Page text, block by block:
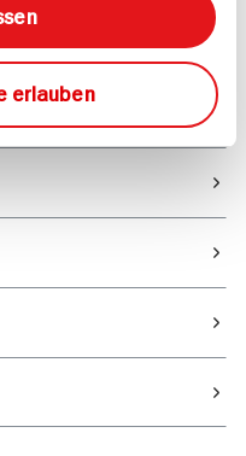
erlauben